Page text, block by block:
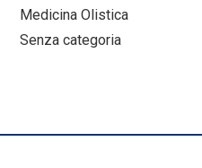
Medicina Olistica
Senza categoria